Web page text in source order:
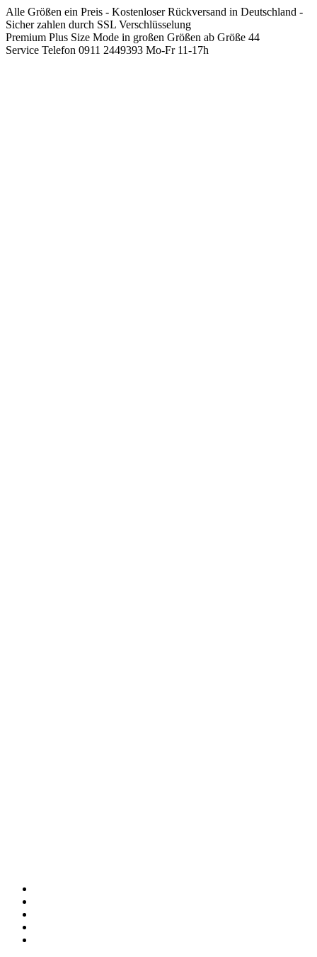
Springen
Sie
zum
Inhalt
Alle Größen ein Preis - Kostenloser Rückversand in Deutschland -
Sicher zahlen durch SSL Verschlüsselung
Premium Plus Size Mode in großen Größen ab Größe 44
Service Telefon 0911 2449393 Mo-Fr 11-17h